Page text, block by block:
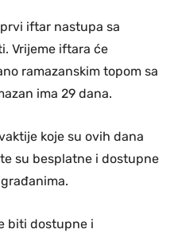
iftar nastupa sa
Vrijeme iftara će
ramazanskim topom sa
ima 29 dana.
koje su ovih dana
su besplatne i dostupne
biti dostupne i